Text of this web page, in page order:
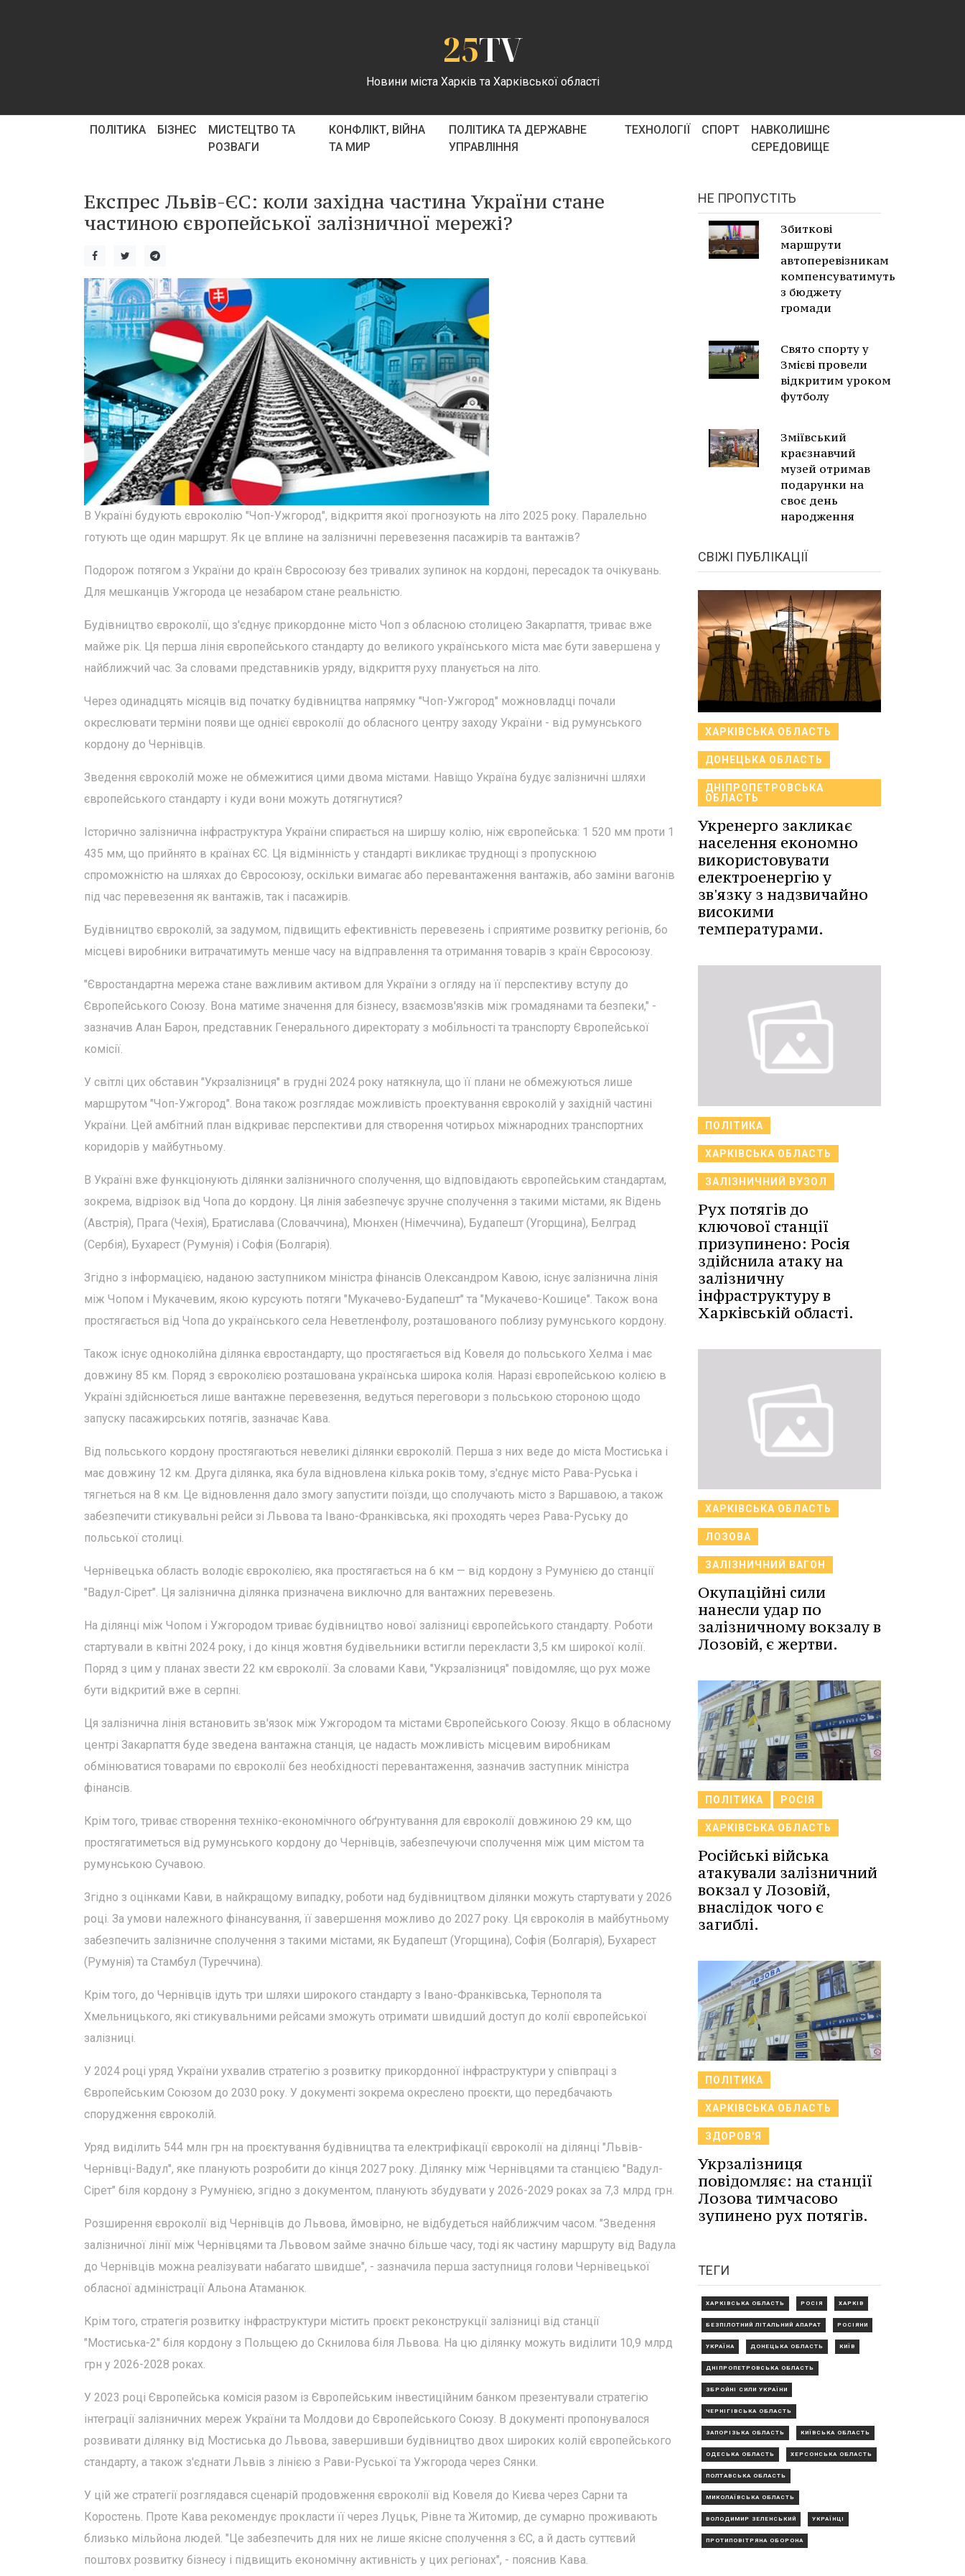
25TV
Новини міста Харків та Харківської області
ПОЛІТИКА БІЗНЕС
МИСТЕЦТВО ТА
РОЗВАГИ
КОНФЛІКТ, ВІЙНА
ТА МИР
ПОЛІТИКА ТА ДЕРЖАВНЕ
УПРАВЛІННЯ
ТЕХНОЛОГІЇ СПОРТ
НАВКОЛИШНЄ
СЕРЕДОВИЩЕ
Експрес Львів-ЄС: коли західна частина України стане
частиною європейської залізничної мережі?
В Україні будують євроколію "Чоп-Ужгород", відкриття якої прогнозують на літо 2025 року. Паралельно
готують ще один маршрут. Як це вплине на залізничні перевезення пасажирів та вантажів?
Подорож потягом з України до країн Євросоюзу без тривалих зупинок на кордоні, пересадок та очікувань.
Для мешканців Ужгорода це незабаром стане реальністю.
Будівництво євроколії, що з'єднує прикордонне місто Чоп з обласною столицею Закарпаття, триває вже
майже рік. Ця перша лінія європейського стандарту до великого українського міста має бути завершена у
найближчий час. За словами представників уряду, відкриття руху планується на літо.
Через одинадцять місяців від початку будівництва напрямку "Чоп-Ужгород" можновладці почали
окреслювати терміни появи ще однієї євроколії до обласного центру заходу України - від румунського
кордону до Чернівців.
Зведення євроколій може не обмежитися цими двома містами. Навіщо Україна будує залізничні шляхи
європейського стандарту і куди вони можуть дотягнутися?
Історично залізнична інфраструктура України спирається на ширшу колію, ніж європейська: 1 520 мм проти 1
435 мм, що прийнято в країнах ЄС. Ця відмінність у стандарті викликає труднощі з пропускною
спроможністю на шляхах до Євросоюзу, оскільки вимагає або перевантаження вантажів, або заміни вагонів
під час перевезення як вантажів, так і пасажирів.
Будівництво євроколій, за задумом, підвищить ефективність перевезень і сприятиме розвитку регіонів, бо
місцеві виробники витрачатимуть менше часу на відправлення та отримання товарів з країн Євросоюзу.
"Євростандартна мережа стане важливим активом для України з огляду на її перспективу вступу до
Європейського Союзу. Вона матиме значення для бізнесу, взаємозв'язків між громадянами та безпеки," -
зазначив Алан Барон, представник Генерального директорату з мобільності та транспорту Європейської
комісії.
У світлі цих обставин "Укрзалізниця" в грудні 2024 року натякнула, що її плани не обмежуються лише
маршрутом "Чоп-Ужгород". Вона також розглядає можливість проектування євроколій у західній частині
України. Цей амбітний план відкриває перспективи для створення чотирьох міжнародних транспортних
коридорів у майбутньому.
В Україні вже функціонують ділянки залізничного сполучення, що відповідають європейським стандартам,
зокрема, відрізок від Чопа до кордону. Ця лінія забезпечує зручне сполучення з такими містами, як Відень
(Австрія), Прага (Чехія), Братислава (Словаччина), Мюнхен (Німеччина), Будапешт (Угорщина), Белград
(Сербія), Бухарест (Румунія) і Софія (Болгарія).
Згідно з інформацією, наданою заступником міністра фінансів Олександром Кавою, існує залізнична лінія
між Чопом і Мукачевим, якою курсують потяги "Мукачево-Будапешт" та "Мукачево-Кошице". Також вона
простягається від Чопа до українського села Неветленфолу, розташованого поблизу румунського кордону.
Також існує одноколійна ділянка євростандарту, що простягається від Ковеля до польського Хелма і має
довжину 85 км. Поряд з євроколією розташована українська широка колія. Наразі європейською колією в
Україні здійснюється лише вантажне перевезення, ведуться переговори з польською стороною щодо
запуску пасажирських потягів, зазначає Кава.
Від польського кордону простягаються невеликі ділянки євроколій. Перша з них веде до міста Мостиська і
має довжину 12 км. Друга ділянка, яка була відновлена кілька років тому, з'єднує місто Рава-Руська і
тягнеться на 8 км. Це відновлення дало змогу запустити поїзди, що сполучають місто з Варшавою, а також
забезпечити стикувальні рейси зі Львова та Івано-Франківська, які проходять через Рава-Руську до
польської столиці.
Чернівецька область володіє євроколією, яка простягається на 6 км — від кордону з Румунією до станції
"Вадул-Сірет". Ця залізнична ділянка призначена виключно для вантажних перевезень.
На ділянці між Чопом і Ужгородом триває будівництво нової залізниці європейського стандарту. Роботи
стартували в квітні 2024 року, і до кінця жовтня будівельники встигли перекласти 3,5 км широкої колії.
Поряд з цим у планах звести 22 км євроколії. За словами Кави, "Укрзалізниця" повідомляє, що рух може
бути відкритий вже в серпні.
Ця залізнична лінія встановить зв'язок між Ужгородом та містами Європейського Союзу. Якщо в обласному
центрі Закарпаття буде зведена вантажна станція, це надасть можливість місцевим виробникам
обмінюватися товарами по євроколії без необхідності перевантаження, зазначив заступник міністра
фінансів.
Крім того, триває створення техніко-економічного обґрунтування для євроколії довжиною 29 км, що
простягатиметься від румунського кордону до Чернівців, забезпечуючи сполучення між цим містом та
румунською Сучавою.
Згідно з оцінками Кави, в найкращому випадку, роботи над будівництвом ділянки можуть стартувати у 2026
році. За умови належного фінансування, її завершення можливо до 2027 року. Ця євроколія в майбутньому
забезпечить залізничне сполучення з такими містами, як Будапешт (Угорщина), Софія (Болгарія), Бухарест
(Румунія) та Стамбул (Туреччина).
Крім того, до Чернівців ідуть три шляхи широкого стандарту з Івано-Франківська, Тернополя та
Хмельницького, які стикувальними рейсами зможуть отримати швидший доступ до колії європейської
залізниці.
У 2024 році уряд України ухвалив стратегію з розвитку прикордонної інфраструктури у співпраці з
Європейським Союзом до 2030 року. У документі зокрема окреслено проєкти, що передбачають
спорудження євроколій.
Уряд виділить 544 млн грн на проєктування будівництва та електрифікації євроколії на ділянці "Львів-
Чернівці-Вадул", яке планують розробити до кінця 2027 року. Ділянку між Чернівцями та станцією "Вадул-
Сірет" біля кордону з Румунією, згідно з документом, планують збудувати у 2026-2029 роках за 7,3 млрд грн.
Розширення євроколії від Чернівців до Львова, ймовірно, не відбудеться найближчим часом. "Зведення
залізничної лінії між Чернівцями та Львовом займе значно більше часу, тоді як частину маршруту від Вадула
до Чернівців можна реалізувати набагато швидше", - зазначила перша заступниця голови Чернівецької
обласної адміністрації Альона Атаманюк.
Крім того, стратегія розвитку інфраструктури містить проєкт реконструкції залізниці від станції
"Мостиська-2" біля кордону з Польщею до Скнилова біля Львова. На цю ділянку можуть виділити 10,9 млрд
грн у 2026-2028 роках.
У 2023 році Європейська комісія разом із Європейським інвестиційним банком презентували стратегію
інтеграції залізничних мереж України та Молдови до Європейського Союзу. В документі пропонувалося
розвивати ділянку від Мостиська до Львова, завершивши будівництво двох широких колій європейського
стандарту, а також з'єднати Львів з лінією з Рави-Руської та Ужгорода через Сянки.
У цій же стратегії розглядався сценарій продовження євроколії від Ковеля до Києва через Сарни та
Коростень. Проте Кава рекомендує прокласти її через Луцьк, Рівне та Житомир, де сумарно проживають
близько мільйона людей. "Це забезпечить для них не лише якісне сполучення з ЄС, а й дасть суттєвий
поштовх розвитку бізнесу і підвищить економічну активність у цих регіонах", - пояснив Кава.
НЕ ПРОПУСТІТЬ
Збиткові
маршрути
автоперевізникам
компенсуватимуть
з бюджету
громади
Свято спорту у
Змієві провели
відкритим уроком
футболу
Зміївський
краєзнавчий
музей отримав
подарунки на
своє день
народження
СВІЖІ ПУБЛІКАЦІЇ
ХАРКІВСЬКА ОБЛАСТЬ
ДОНЕЦЬКА ОБЛАСТЬ
ДНІПРОПЕТРОВСЬКА
ОБЛАСТЬ
Укренерго закликає
населення економно
використовувати
електроенергію у
зв'язку з надзвичайно
високими
температурами.
ПОЛІТИКА
ХАРКІВСЬКА ОБЛАСТЬ
ЗАЛІЗНИЧНИЙ ВУЗОЛ
Рух потягів до
ключової станції
призупинено: Росія
здійснила атаку на
залізничну
інфраструктуру в
Харківській області.
ХАРКІВСЬКА ОБЛАСТЬ
ЛОЗОВА
ЗАЛІЗНИЧНИЙ ВАГОН
Окупаційні сили
нанесли удар по
залізничному вокзалу в
Лозовій, є жертви.
ПОЛІТИКА РОСІЯ
ХАРКІВСЬКА ОБЛАСТЬ
Російські війська
атакували залізничний
вокзал у Лозовій,
внаслідок чого є
загиблі.
ПОЛІТИКА
ХАРКІВСЬКА ОБЛАСТЬ
ЗДОРОВ'Я
Укрзалізниця
повідомляє: на станції
Лозова тимчасово
зупинено рух потягів.
ТЕГИ
ХАРКІВСЬКА ОБЛАСТЬ РОСІЯ ХАРКІВ
БЕЗПІЛОТНИЙ ЛІТАЛЬНИЙ АПАРАТ РОСІЯНИ
УКРАЇНА ДОНЕЦЬКА ОБЛАСТЬ КИЇВ
ДНІПРОПЕТРОВСЬКА ОБЛАСТЬ
ЗБРОЙНІ СИЛИ УКРАЇНИ
ЧЕРНІГІВСЬКА ОБЛАСТЬ
ЗАПОРІЗЬКА ОБЛАСТЬ КИЇВСЬКА ОБЛАСТЬ
ОДЕСЬКА ОБЛАСТЬ ХЕРСОНСЬКА ОБЛАСТЬ
ПОЛТАВСЬКА ОБЛАСТЬ
МИКОЛАЇВСЬКА ОБЛАСТЬ
ВОЛОДИМИР ЗЕЛЕНСЬКИЙ УКРАЇНЦІ
ПРОТИПОВІТРЯНА ОБОРОНА